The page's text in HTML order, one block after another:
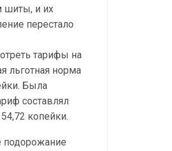
шиты, и их
перестало
тарифы на
льготная норма
Была
составлял
копейки.
подорожание